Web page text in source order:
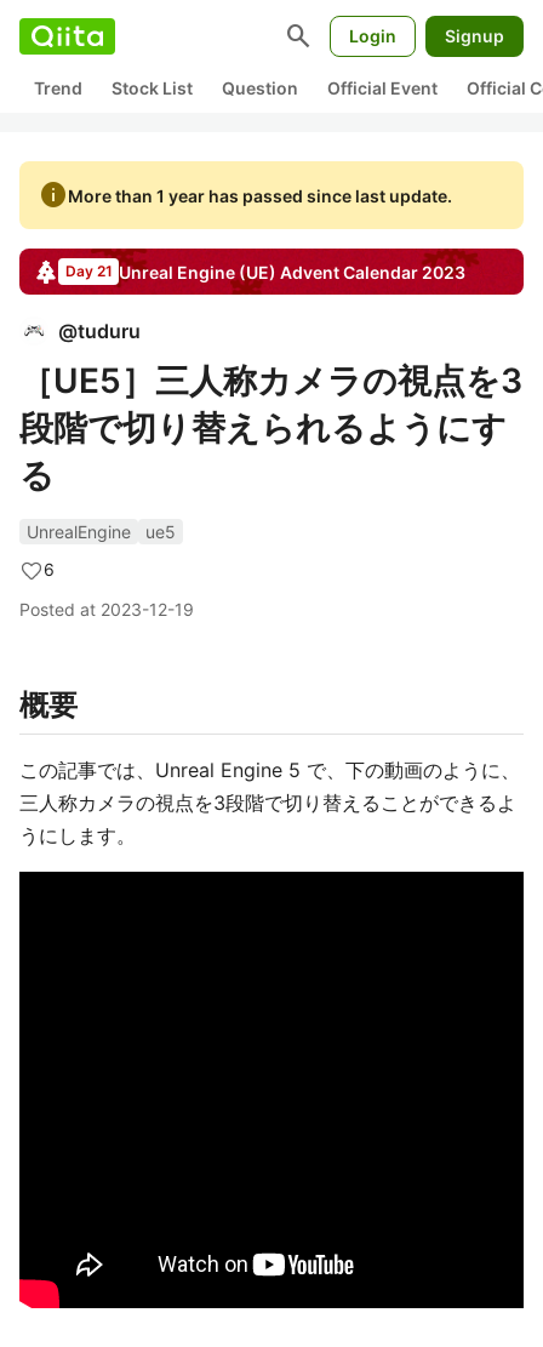
search Login Signup
Trend Stock List Question Official Event Official
infoMore than 1 year has passed since last update.
Day 21 Unreal Engine (UE) Advent Calendar2023
@tuduru
［UE5］三人称カメラの視点を3
段階で切り替えられるようにす
る
UnrealEngine
ue5
6
Posted at 2023-12-19
概要
この記事では、Unreal Engine 5 で、下の動画のように、
三人称カメラの視点を3段階で切り替えることができるよ
うにします。